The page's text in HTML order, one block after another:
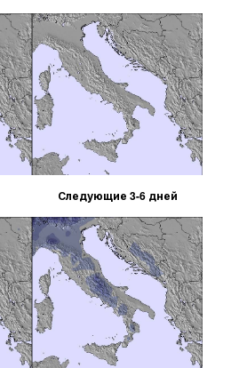
Следующие 3-6 дней